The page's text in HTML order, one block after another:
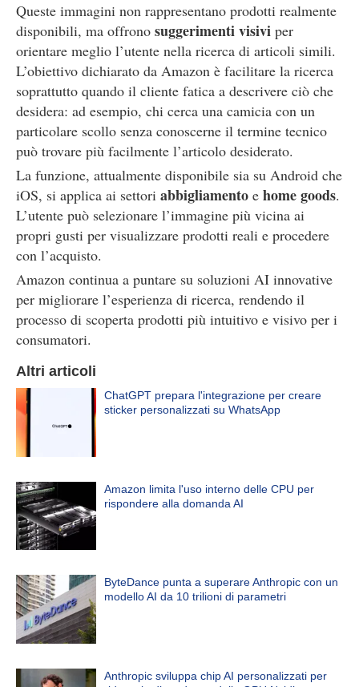
Queste immagini non rappresentano prodotti realmente
disponibili, ma offrono suggerimenti visivi per
orientare meglio l’utente nella ricerca di articoli simili.
L’obiettivo dichiarato da Amazon è facilitare la ricerca
soprattutto quando il cliente fatica a descrivere ciò che
desidera: ad esempio, chi cerca una camicia con un
particolare scollo senza conoscerne il termine tecnico
può trovare più facilmente l’articolo desiderato.
La funzione, attualmente disponibile sia su Android che
iOS, si applica ai settori abbigliamento e home goods.
L’utente può selezionare l’immagine più vicina ai
propri gusti per visualizzare prodotti reali e procedere
con l’acquisto.
Amazon continua a puntare su soluzioni AI innovative
per migliorare l’esperienza di ricerca, rendendo il
processo di scoperta prodotti più intuitivo e visivo per i
consumatori.
Altri articoli
ChatGPT prepara l'integrazione per creare
sticker personalizzati su WhatsApp
Amazon limita l'uso interno delle CPU per
rispondere alla domanda AI
ByteDance punta a superare Anthropic con un
modello AI da 10 trilioni di parametri
Anthropic sviluppa chip AI personalizzati per